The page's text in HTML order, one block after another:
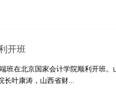
开班
班在北京国家会计学院顺利开班。
叶康涛，山西省财...